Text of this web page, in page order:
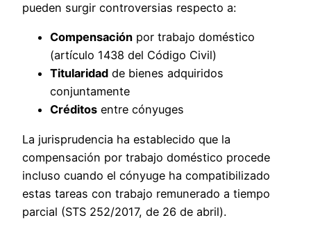
pueden surgir controversias respecto a:
Compensación por trabajo doméstico
(artículo 1438 del Código Civil)
Titularidad de bienes adquiridos
conjuntamente
Créditos entre cónyuges
La jurisprudencia ha establecido que la
compensación por trabajo doméstico procede
incluso cuando el cónyuge ha compatibilizado
estas tareas con trabajo remunerado a tiempo
parcial (STS 252/2017, de 26 de abril).